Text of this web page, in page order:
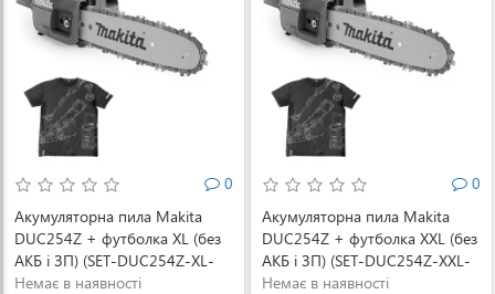
0
Акумуляторна пила Makita
DUC254Z + футболка XL (без
АКБ і ЗП) (SET-DUC254Z-XL-
0526)
Немає в наявності
0
Акумуляторна пила Makita
DUC254Z + футболка XXL (без
АКБ і ЗП) (SET-DUC254Z-XXL-
0526)
Немає в наявності